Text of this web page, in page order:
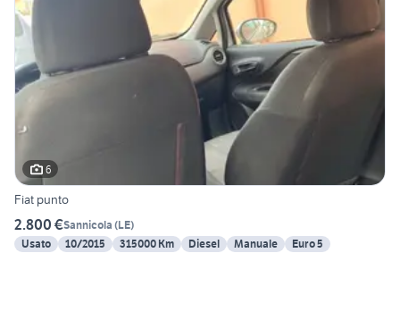
6
Fiat punto
2.800 €Sannicola (LE)
Usato
10/2015 315000 Km Diesel Manuale Euro 5